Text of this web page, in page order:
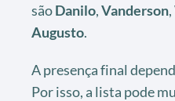
sãoDanilo,Vanderson,
Augusto.
A presença final
Por isso, a lista pode